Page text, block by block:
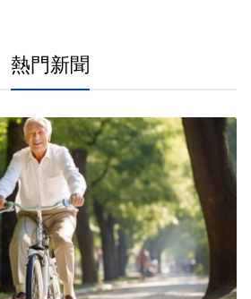
熱門新聞